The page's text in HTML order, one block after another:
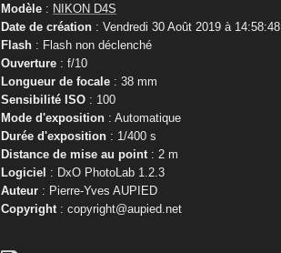
Modèle : NIKON D4S
Date de création : Vendredi 30 Août 2019 à 14:58:48
Flash : Flash non déclenché
Ouverture : f/10
Longueur de focale : 38 mm
Sensibilité ISO : 100
Mode d'exposition : Automatique
Durée d'exposition : 1/400 s
Distance de mise au point : 2 m
Logiciel : DxO PhotoLab 1.2.3
Auteur : Pierre-Yves AUPIED
Copyright : copyright@aupied.net